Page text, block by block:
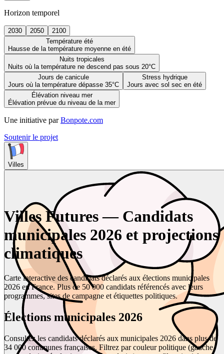
Horizon temporel
2030 2050
2100
Température été
Hausse de la température moyenne en été
Nuits tropicales
Nuits où la température ne descend pas sous 20°C
Jours de canicule
Jours où la température dépasse 35°C
Stress hydrique
Jours avec sol sec en été
Élévation niveau mer
Élévation prévue du niveau de la mer
Une initiative par Bonpote.com
Soutenir le projet
Villes
Villes Futures — Candidats
municipales 2026 et projections
climatiques
Carte interactive des candidats déclarés aux élections municipales
2026 en France. Plus de 50 000 candidats référencés avec leurs
programmes, sites de campagne et étiquettes politiques.
Élections municipales 2026
Consultez les candidats déclarés aux municipales 2026 dans plus de
34 000 communes françaises. Filtrez par couleur politique (gauche,